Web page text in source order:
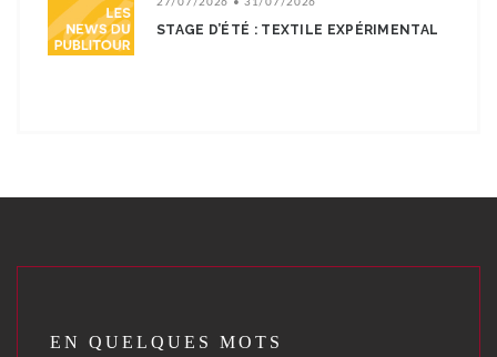
27/07/2026 • 31/07/2026
STAGE D’ÉTÉ : TEXTILE EXPÉRIMENTAL
EN QUELQUES MOTS